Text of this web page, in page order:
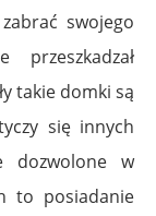
swojego
takie domki są
się innych
dozwolone w
to posiadanie